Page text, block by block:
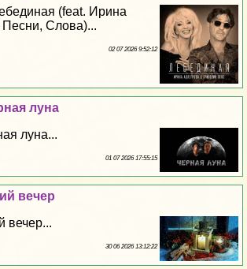
(feat. Ирина
Песни, Слова)...
02 07 2026 9:52:12
луна
луна...
01 07 2026 17:55:15
вечер
вечер...
30 06 2026 13:12:22